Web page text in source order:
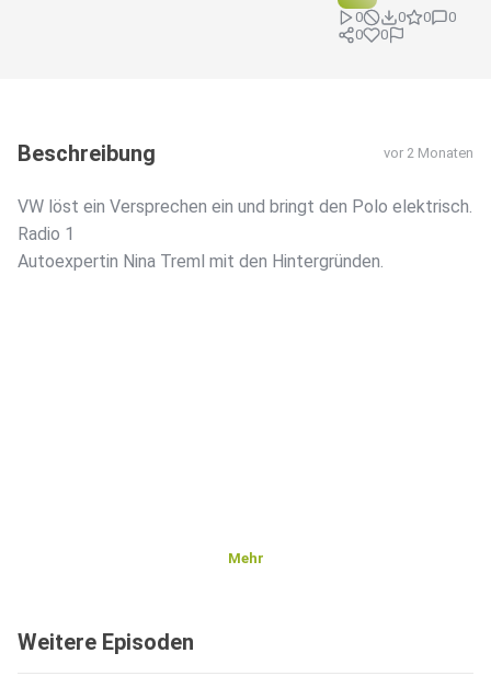
0 0 0
0
0
0
Beschreibung vor 2 Monaten
VW löst ein Versprechen ein und bringt den Polo elektrisch.
Radio 1
Autoexpertin Nina Treml mit den Hintergründen.
Mehr
Weitere Episoden